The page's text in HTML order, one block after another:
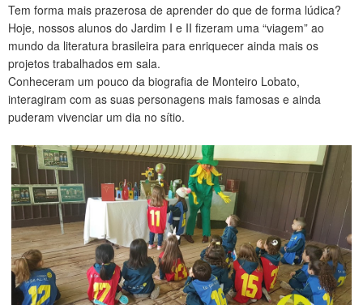
CONTINUIDADE RODIN
CONTATO
Tem forma mais prazerosa de aprender do que de forma lúdica?
Hoje, nossos alunos do Jardim I e II fizeram uma “viagem” ao
mundo da literatura brasileira para enriquecer ainda mais os
projetos trabalhados em sala.
Conheceram um pouco da biografia de Monteiro Lobato,
interagiram com as suas personagens mais famosas e ainda
puderam vivenciar um dia no sítio.